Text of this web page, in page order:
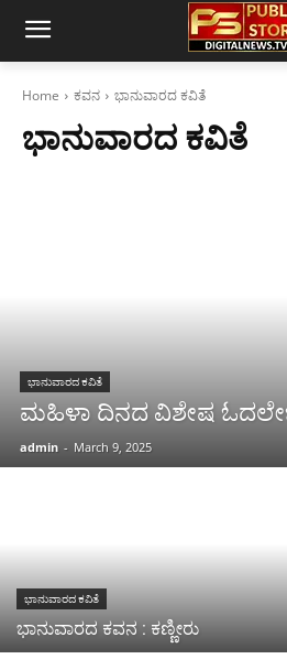
Home ಕವನ ಭಾನುವಾರದ ಕವಿತೆ
ಭಾನುವಾರದ ಕವಿತೆ
ಭಾನುವಾರದ ಕವಿತೆ
ಮಹಿಳಾ ದಿನದ ವಿಶೇಷ
admin - March 9, 2025
ಭಾನುವಾರದ ಕವಿತೆ
ಭಾನುವಾರದ ಕವನ : ಕಣ್ಣೀರು